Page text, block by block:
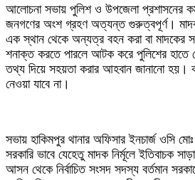
আলোচনা সভায় পুলিশ ও উপজেলা প্রশাসনের
জনগণের অংশ গ্রহণ অত্যন্ত গুরুত্বপূর্ণ।
এক স্থান থেকে অন্যত্র বহন করা বা মাদকের
শনাক্ত করতে পারলে আটক করে পুলিশের হাতে
তথ্য দিয়ে সহয়তা করার আহবান জানানো হয়।
নেওয়া যাবে না।
সভায় হাকিমপুর থানার অফিসার ইনচার্জ ওসি
সরকারি ভাবে যেহেতু মাদক নির্মূলে ইতিবাচক
আসন থেকে নির্বাচিত সংসদ সদস্য বর্তমান